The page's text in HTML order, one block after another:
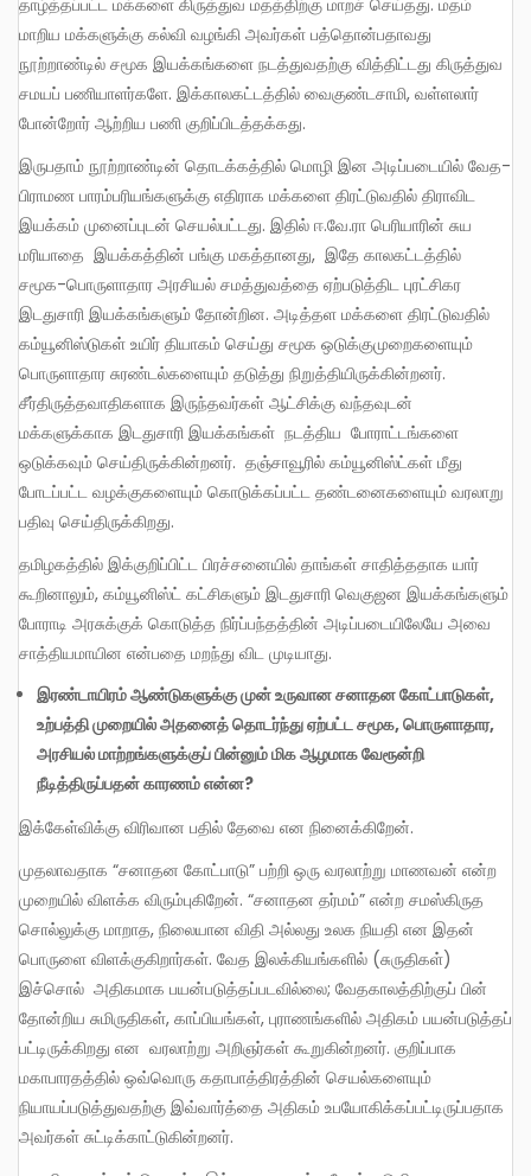
தாழ்த்தப்பட்ட மக்களை கிருத்துவ மதத்திற்கு மாறச் செய்தது. மதம்
மாறிய மக்களுக்கு கல்வி வழங்கி அவர்கள் பத்தொன்பதாவது
நூற்றாண்டில் சமூக இயக்கங்களை நடத்துவதற்கு வித்திட்டது கிருத்துவ
சமயப் பணியாளர்களே. இக்காலகட்டத்தில் வைகுண்டசாமி, வள்ளலார்
போன்றோர் ஆற்றிய பணி குறிப்பிடத்தக்கது.
இருபதாம் நூற்றாண்டின் தொடக்கத்தில் மொழி இன அடிப்படையில் வேத-
பிராமண பாரம்பரியங்களுக்கு எதிராக மக்களை திரட்டுவதில் திராவிட
இயக்கம் முனைப்புடன் செயல்பட்டது. இதில் ஈ.வே.ரா பெரியாரின் சுய
மரியாதை இயக்கத்தின் பங்கு மகத்தானது, இதே காலகட்டத்தில்
சமூக-பொருளாதார அரசியல் சமத்துவத்தை ஏற்படுத்திட புரட்சிகர
இடதுசாரி இயக்கங்களும் தோன்றின. அடித்தள மக்களை திரட்டுவதில்
கம்யூனிஸ்டுகள் உயிர் தியாகம் செய்து சமூக ஒடுக்குமுறைகளையும்
பொருளாதார சுரண்டல்களையும் தடுத்து நிறுத்தியிருக்கின்றனர்.
சீர்திருத்தவாதிகளாக இருந்தவர்கள் ஆட்சிக்கு வந்தவுடன்
மக்களுக்காக இடதுசாரி இயக்கங்கள் நடத்திய போராட்டங்களை
ஒடுக்கவும் செய்திருக்கின்றனர். தஞ்சாவூரில் கம்யூனிஸ்ட்கள் மீது
போடப்பட்ட வழக்குகளையும் கொடுக்கப்பட்ட தண்டனைகளையும் வரலாறு
பதிவு செய்திருக்கிறது.
தமிழகத்தில் இக்குறிப்பிட்ட பிரச்சனையில் தாங்கள் சாதித்ததாக யார்
கூறினாலும், கம்யூனிஸ்ட் கட்சிகளும் இடதுசாரி வெகுஜன இயக்கங்களும்
போராடி அரசுக்குக் கொடுத்த நிர்ப்பந்தத்தின் அடிப்படையிலேயே அவை
சாத்தியமாயின என்பதை மறந்து விட முடியாது.
இரண்டாயிரம்ஆண்டுகளுக்குமுன்உருவானசனாதனகோட்பாடுகள்,
உற்பத்திமுறையில்அதனைத்தொடர்ந்துஏற்பட்டசமூக,பொருளாதார,
அரசியல்மாற்றங்களுக்குப்பின்னும்மிகஆழமாகவேரூன்றி
நீடித்திருப்பதன்காரணம்என்ன?
இக்கேள்விக்கு விரிவான பதில் தேவை என நினைக்கிறேன்.
முதலாவதாக “சனாதன கோட்பாடு” பற்றி ஒரு வரலாற்று மாணவன் என்ற
முறையில் விளக்க விரும்புகிறேன். “சனாதன தர்மம்” என்ற சமஸ்கிருத
சொல்லுக்கு மாறாத, நிலையான விதி அல்லது உலக நியதி என இதன்
பொருளை விளக்குகிறார்கள். வேத இலக்கியங்களில் (சுருதிகள்)
இச்சொல் அதிகமாக பயன்படுத்தப்படவில்லை; வேதகாலத்திற்குப் பின்
தோன்றிய சுமிருதிகள், காப்பியங்கள், புராணங்களில் அதிகம் பயன்படுத்தப்
பட்டிருக்கிறது என வரலாற்று அறிஞர்கள் கூறுகின்றனர். குறிப்பாக
மகாபாரதத்தில் ஒவ்வொரு கதாபாத்திரத்தின் செயல்களையும்
நியாயப்படுத்துவதற்கு இவ்வார்த்தை அதிகம் உபயோகிக்கப்பட்டிருப்பதாக
அவர்கள் சுட்டிக்காட்டுகின்றனர்.